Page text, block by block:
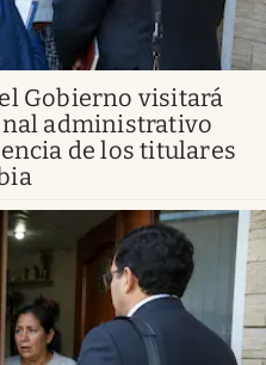
Gobierno visitará
administrativo
de los titulares